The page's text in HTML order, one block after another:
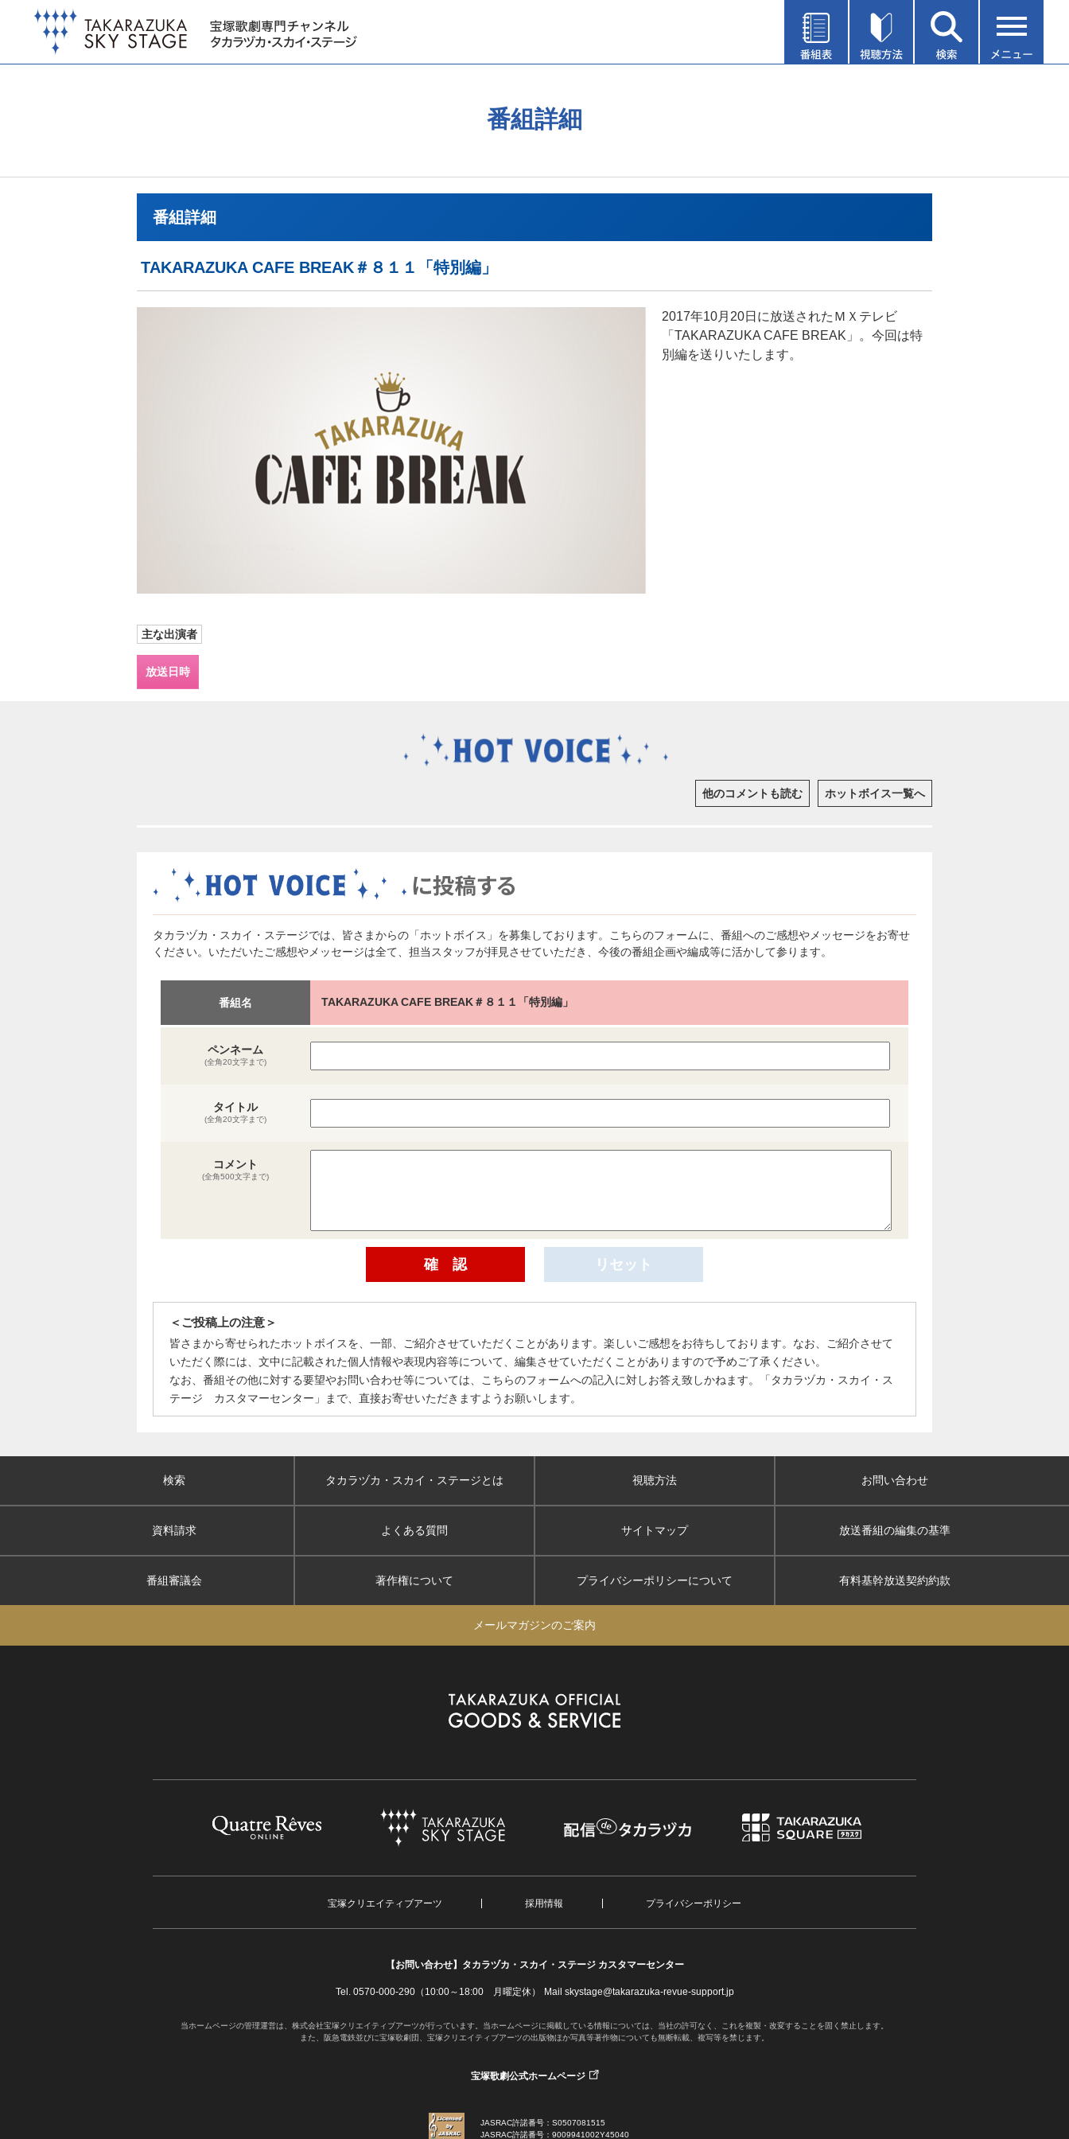
番組詳細
番組詳細
TAKARAZUKA CAFE BREAK＃８１１「特別編」
2017年10月20日に放送されたＭＸテレビ
「TAKARAZUKA CAFE BREAK」。今回は特
別編を送りいたします。
主な出演者
放送日時
他のコメントも読む ホットボイス一覧へ
タカラヅカ・スカイ・ステージでは、皆さまからの「ホットボイス」を募集しております。こちらのフォームに、番組へのご感想やメッセージをお寄せ
ください。いただいたご感想やメッセージは全て、担当スタッフが拝見させていただき、今後の番組企画や編成等に活かして参ります。
番組名 TAKARAZUKA CAFE BREAK＃８１１「特別編」
ペンネーム
(全角20文字まで)
タイトル
(全角20文字まで)
コメント
(全角500文字まで)
＜ご投稿上の注意＞
皆さまから寄せられたホットボイスを、一部、ご紹介させていただくことがあります。楽しいご感想をお待ちしております。なお、ご紹介させて
いただく際には、文中に記載された個人情報や表現内容等について、編集させていただくことがありますので予めご了承ください。
なお、番組その他に対する要望やお問い合わせ等については、こちらのフォームへの記入に対しお答え致しかねます。「タカラヅカ・スカイ・ス
テージ カスタマーセンター」まで、直接お寄せいただきますようお願いします。
検索 タカラヅカ・スカイ ・ステージとは 視聴方法 お問い合わせ
資料請求 よくある質問 サイトマップ 放送番組の編集の基準
番組審議会 著作権について プライバシーポリシーについて 有料基幹放送契約約款
メールマガジンのご案内
宝塚クリエイティブアーツ 採用情報 プライバシーポリシー
【お問い合わせ】 タカラヅカ・スカイ・ステージ カスタマーセンター
Tel. 0570-000-290（10:00～18:00 月曜定休） Mail skystage@takarazuka-revue-support.jp
当ホームページの管理運営は、株式会社宝塚クリエイティブアーツが行っています。当ホームページに掲載している情報については、当社の許可なく、これを複製・改変することを固く禁止します。
また、阪急電鉄並びに宝塚歌劇団、宝塚クリエイティブアーツの出版物ほか写真等著作物についても無断転載、複写等を禁じます。
宝塚歌劇公式ホームページ
JASRAC許諾番号：S0507081515
JASRAC許諾番号：9009941002Y45040